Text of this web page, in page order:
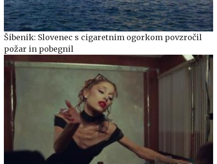
Šibenik: Slovenec s cigaretnim ogorkom povzročil
požar in pobegnil